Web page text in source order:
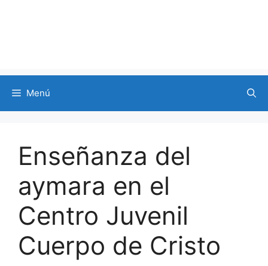
Menú
Enseñanza del
aymara en el
Centro Juvenil
Cuerpo de Cristo